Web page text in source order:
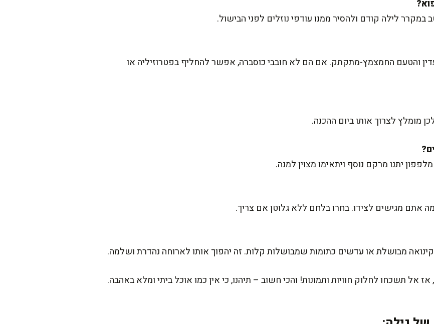
לילה קודם ולהסיר ממנו עודפי נוזלים לפני הבישול.
והטעם החמצמץ-מתקתק. אם הם לא חובבי כוסברה, אפשר להחליף בפטרוזיליה או
מומלץ לצרוך אותו ביום ההכנה.
יתנו מרקם נוסף ויתאימו מצוין למנה.
אתם מגישים לצידו. בחרו בלחם ללא גלוטן אם צריך.
מבושלת או עדשים כתומות שמבושלות קלות. זה יהפוך אותו לארוחה נהדרת ושלמה.
תשכחו לחלוק חוויות ותמונות! והכי חשוב – תיהנו, כי אין כמו אוכל ביתי ומלא באהבה.